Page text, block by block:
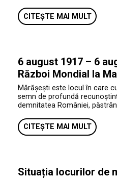
CITEȘTE MAI MULT
6 august 1917 – 6
Război Mondial la
Mărășești este locul în care
semn de profundă
demnitatea României,
CITEȘTE MAI MULT
Situația locurilor de